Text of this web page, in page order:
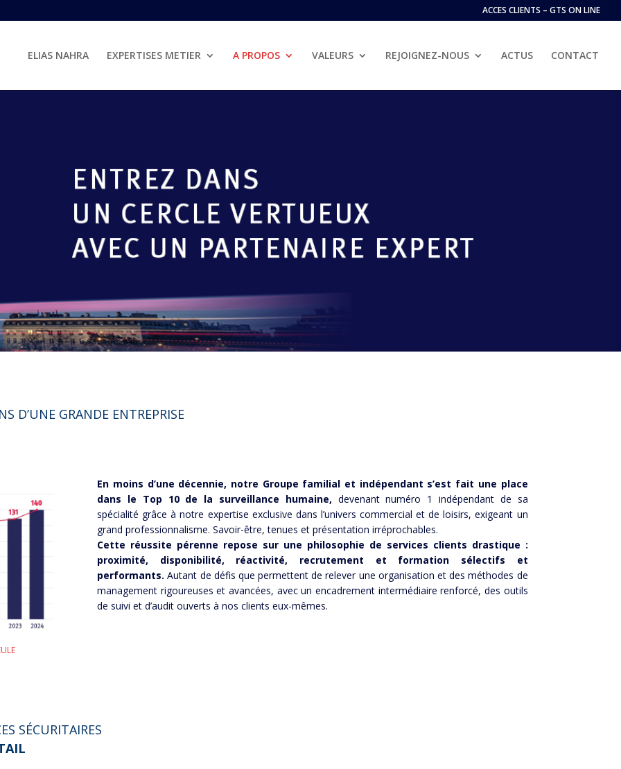
ACCES CLIENTS – GTS ON LINE
ELIAS NAHRA EXPERTISES METIER A PROPOS VALEURS REJOIGNEZ-NOUS ACTUS CONTACT
D’UNE GRANDE ENTREPRISE
En moins d’une décennie, notre Groupe familial et indépendant s’est fait une place
dans le Top 10 de la surveillance humaine, devenant numéro 1 indépendant de sa
spécialité grâce à notre expertise exclusive dans l’univers commercial et de loisirs, exigeant un
grand professionnalisme. Savoir-être, tenues et présentation irréprochables.
Cette réussite pérenne repose sur une philosophie de services clients drastique :
proximité, disponibilité, réactivité, recrutement et formation sélectifs et
performants.Autant de défis que permettent de relever une organisation et des méthodes de
management rigoureuses et avancées, avec un encadrement intermédiaire renforcé, des outils
de suivi et d’audit ouverts à nos clients eux-mêmes.
SÉCURITAIRES